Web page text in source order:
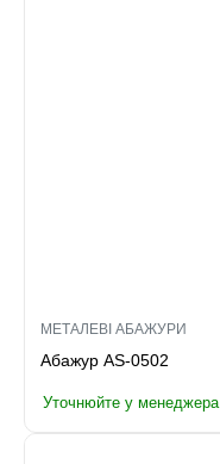
МЕТАЛЕВІ АБАЖУРИ
Абажур AS-0502
Уточнюйте у менеджера